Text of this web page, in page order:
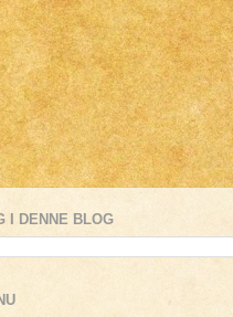
I DENNE BLOG